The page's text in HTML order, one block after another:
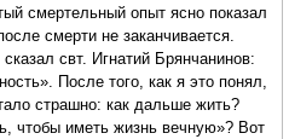
смертельный опыт ясно показал
смерти не заканчивается.
свт. Игнатий Брянчанинов:
После того, как я это понял,
страшно: как дальше жить?
чтобы иметь жизнь вечную»? Вот